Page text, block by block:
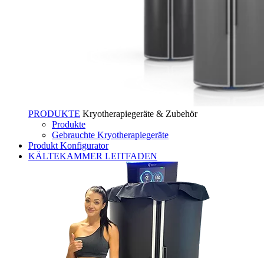
PRODUKTE Kryotherapiegeräte & Zubehör
Produkte
Gebrauchte Kryotherapiegeräte
Produkt Konfigurator
KÄLTEKAMMER LEITFADEN